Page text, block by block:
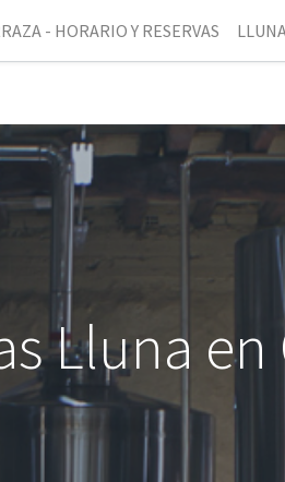
- HORARIO Y RESERVAS
Lluna en